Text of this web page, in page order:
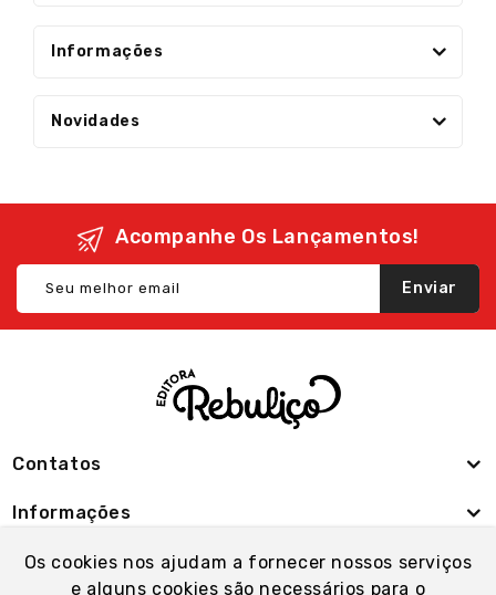
Os cookies nos ajudam a fornecer nossos serviços
e alguns cookies são necessários para o
Informações
Novidades
Acompanhe Os Lançamentos!
Enviar
Contatos
Informações
Minha Conta